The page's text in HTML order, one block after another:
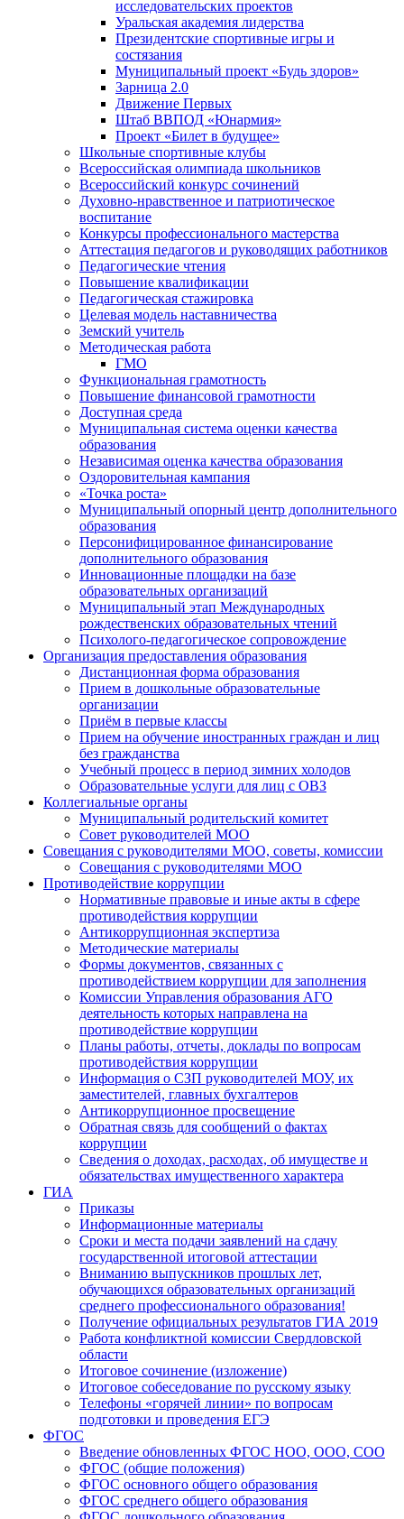
исследовательских проектов
Уральская академия лидерства
Президентские спортивные игры и
состязания
Муниципальный проект «Будь здоров»
Зарница 2.0
Движение Первых
Штаб ВВПОД «Юнармия»
Проект «Билет в будущее»
Школьные спортивные клубы
Всероссийская олимпиада школьников
Всероссийский конкурс сочинений
Духовно-нравственное и патриотическое
воспитание
Конкурсы профессионального мастерства
Аттестация педагогов и руководящих работников
Педагогические чтения
Повышение квалификации
Педагогическая стажировка
Целевая модель наставничества
Земский учитель
Методическая работа
ГМО
Функциональная грамотность
Повышение финансовой грамотности
Доступная среда
Муниципальная система оценки качества
образования
Независимая оценка качества образования
Оздоровительная кампания
«Точка роста»
Муниципальный опорный центр дополнительного
образования
Персонифицированное финансирование
дополнительного образования
Инновационные площадки на базе
образовательных организаций
Муниципальный этап Международных
рождественских образовательных чтений
Психолого-педагогическое сопровождение
Организация предоставления образования
Дистанционная форма образования
Прием в дошкольные образовательные
организации
Приём в первые классы
Прием на обучение иностранных граждан и лиц
без гражданства
Учебный процесс в период зимних холодов
Образовательные услуги для лиц с ОВЗ
Коллегиальные органы
Муниципальный родительский комитет
Совет руководителей МОО
Совещания с руководителями МОО, советы, комиссии
Совещания с руководителями МОО
Противодействие коррупции
Нормативные правовые и иные акты в сфере
противодействия коррупции
Антикоррупционная экспертиза
Методические материалы
Формы документов, связанных с
противодействием коррупции для заполнения
Комиссии Управления образования АГО
деятельность которых направлена на
противодействие коррупции
Планы работы, отчеты, доклады по вопросам
противодействия коррупции
Информация о СЗП руководителей МОУ, их
заместителей, главных бухгалтеров
Антикоррупционное просвещение
Обратная связь для сообщений о фактах
коррупции
Сведения о доходах, расходах, об имуществе и
обязательствах имущественного характера
ГИА
Приказы
Информационные материалы
Сроки и места подачи заявлений на сдачу
государственной итоговой аттестации
Вниманию выпускников прошлых лет,
обучающихся образовательных организаций
среднего профессионального образования!
Получение официальных результатов ГИА 2019
Работа конфликтной комиссии Свердловской
области
Итоговое сочинение (изложение)
Итоговое собеседование по русскому языку
Телефоны «горячей линии» по вопросам
подготовки и проведения ЕГЭ
ФГОС
Введение обновленных ФГОС НОО, ООО, СОО
ФГОС (общие положения)
ФГОС основного общего образования
ФГОС среднего общего образования